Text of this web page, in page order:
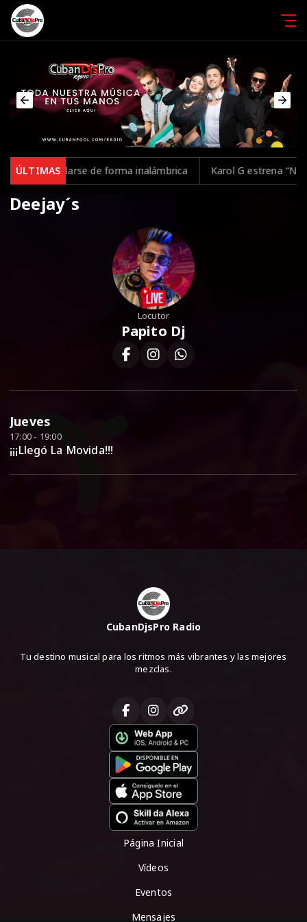
ÚLTIMAS
controlarse de forma inalámbrica Karol G estrena “No
Deejay´s
Locutor
Papito Dj
Jueves
17:00 - 19:00
¡¡¡Llegó La Movida!!!
CubanDjsPro Radio
Tu destino musical para los ritmos más vibrantes y las mejores
mezclas.
Página Inicial
Vídeos
Eventos
Mensajes